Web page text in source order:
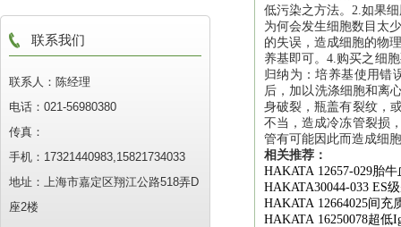
联系我们
联系人：陈经理
电话：021-56980380
传真：
手机：17321440983,15821734033
地址：上海市嘉定区翔江公路518弄D
座2楼
低污染之方法。2.如果
为何会发生细胞数目太
的失误，造成细胞的物
养基即可。4.购买之细
归纳为：培养基使用错
后，加以洗涤细胞和离
身破裂，瓶盖有裂纹，
不当，造成冷冻管裂损
管有可能因此而造成细
相关推荐：
HAKATA 12657-029胎牛
HAKATA30044-033 ES
HAKATA 12664025间充
HAKATA 16250078超低